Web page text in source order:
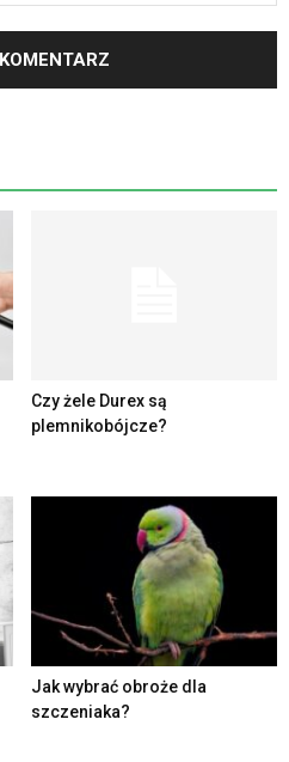
Czy żele Durex są
plemnikobójcze?
Jak wybrać obroże dla
szczeniaka?